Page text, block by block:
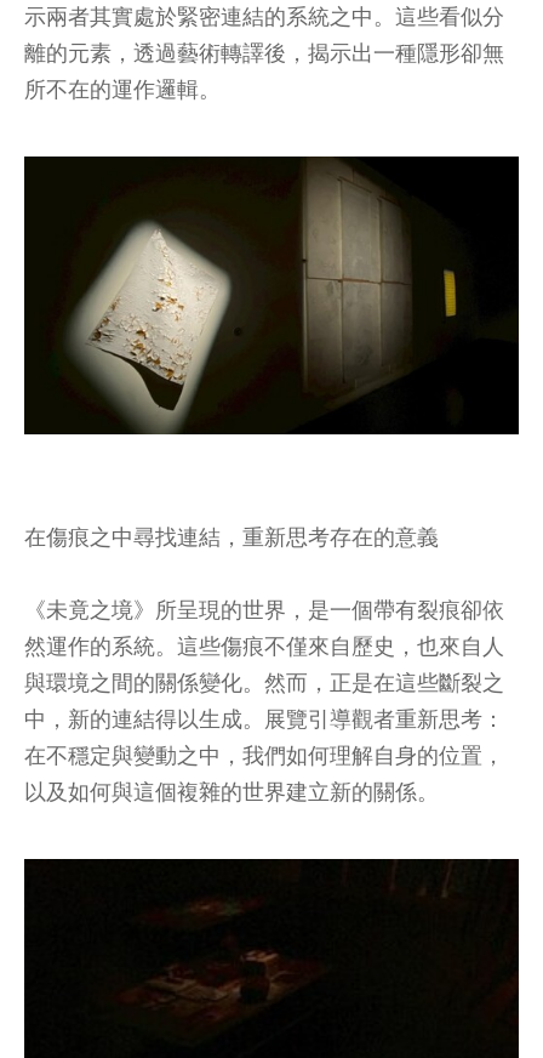
示兩者其實處於緊密連結的系統之中。這些看似分
離的元素，透過藝術轉譯後，揭示出一種隱形卻無
所不在的運作邏輯。
在傷痕之中尋找連結，重新思考存在的意義
《未竟之境》所呈現的世界，是一個帶有裂痕卻依
然運作的系統。這些傷痕不僅來自歷史，也來自人
與環境之間的關係變化。然而，正是在這些斷裂之
中，新的連結得以生成。展覽引導觀者重新思考：
在不穩定與變動之中，我們如何理解自身的位置，
以及如何與這個複雜的世界建立新的關係。